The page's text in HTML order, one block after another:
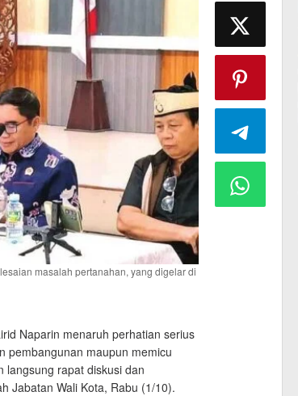
masalah pertanahan, yang digelar di
Naparin menaruh perhatian serius
pembangunan maupun memicu
langsung rapat diskusi dan
Jabatan Wali Kota, Rabu (1/10).